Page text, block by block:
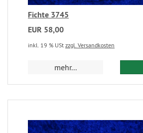
Fichte 3745
EUR 58,00
inkl. 19 % USt zzgl. Versandkosten
mehr...